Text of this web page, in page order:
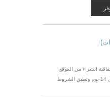
الشراء من الموقع
> يمكن الاسترجاع والاستبدال خلال 14 يوم وتطبق الشروط